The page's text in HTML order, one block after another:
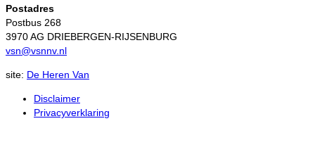
Postadres
Postbus 268
3970 AG DRIEBERGEN-RIJSENBURG
vsn@vsnnv.nl
site: De Heren Van
Disclaimer
Privacyverklaring